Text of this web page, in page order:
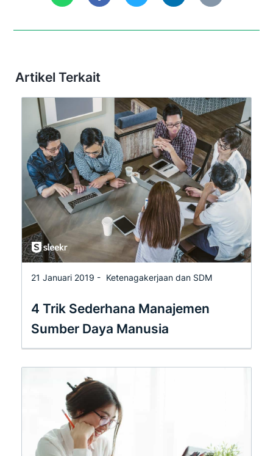
Artikel Terkait
21 Januari 2019 - Ketenagakerjaan dan SDM
4 Trik Sederhana Manajemen
Sumber Daya Manusia